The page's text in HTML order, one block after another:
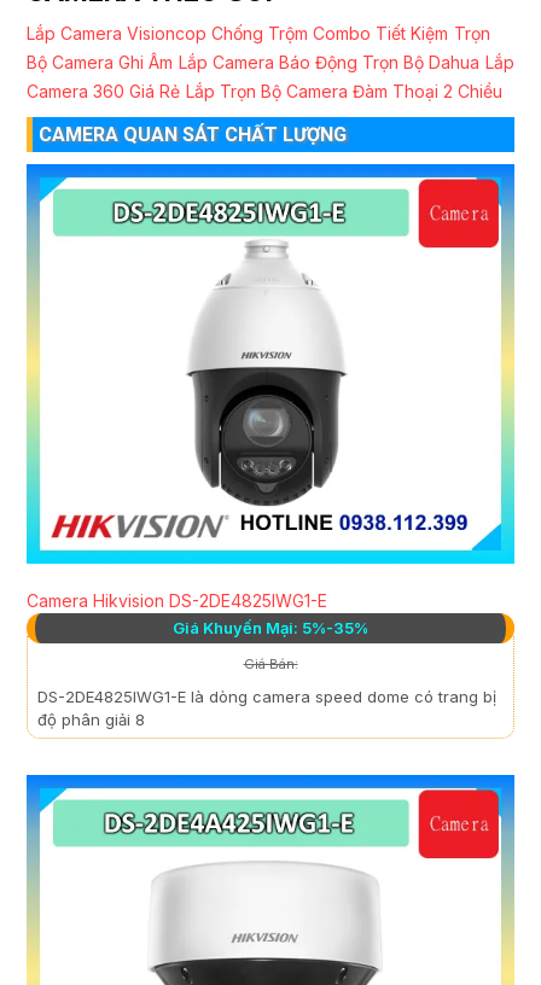
Lắp Camera Visioncop Chống Trộm Combo Tiết Kiệm Trọn
Bộ Camera Ghi Âm Lắp Camera Báo Động Trọn Bộ Dahua Lắp
Camera 360 Giá Rẻ Lắp Trọn Bộ Camera Đàm Thoại 2 Chiều
CAMERA QUAN SÁT CHẤT LƯỢNG
Camera Hikvision DS-2DE4825IWG1-E
Giá Khuyến Mại: 5%-35%
Giá Bán:
DS-2DE4825IWG1-E là dòng camera speed dome có trang bị
độ phân giải 8